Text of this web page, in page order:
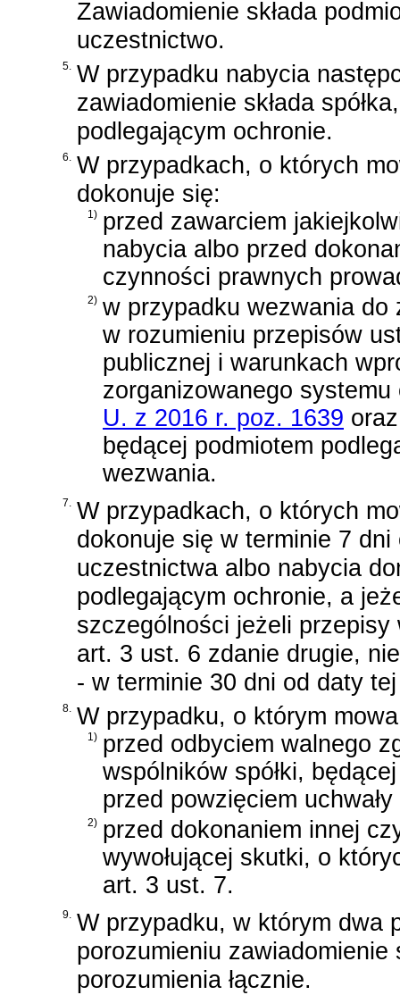
Zawiadomienie składa
uczestnictwo.
5.
W przypadku nabycia
zawiadomienie składa
podlegającym ochronie.
6.
W przypadkach, o których
dokonuje się:
1) przed zawarciem
nabycia albo przed
czynności prawnych
2) w przypadku wezwania do
w rozumieniu przepisów
publicznej i warunkach
zorganizowanego
U. z 2016 r. poz. 1639
będącej podmiotem
wezwania.
7. W przypadkach, o których
dokonuje się w terminie 7
uczestnictwa albo nabycia
podlegającym ochronie, a
szczególności jeżeli
art. 3 ust. 6 zdanie drugie,
- w terminie 30 dni od daty
8. W przypadku, o którym
1) przed odbyciem walnego
wspólników spółki,
przed powzięciem
2) przed dokonaniem innej
wywołującej skutki, o
art. 3 ust. 7.
9. W przypadku, w którym dwa
porozumieniu zawiadomienie
porozumienia łącznie.